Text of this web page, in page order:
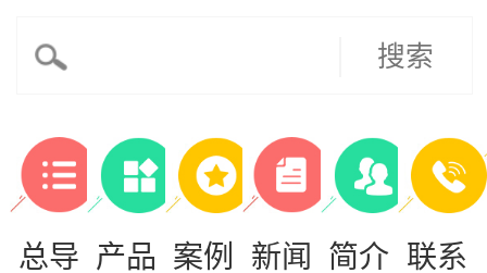
搜索
总导 产品 案例 新闻 简介 联系